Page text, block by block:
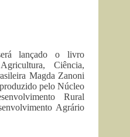
lançado o livro
Ciência,
Magda Zanoni
pelo Núcleo
Rural
Agrário